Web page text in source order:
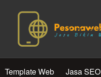
Template Web Jasa SEO